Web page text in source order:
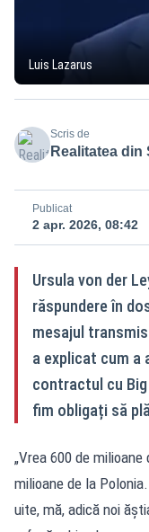
Luis Lazarus
Scris de
Realitatea din
Publicat
2 apr. 2026, 08:42
Ursula von der
răspundere în
mesajul
a explicat cum a
contractul cu Big
fim obligați să
„Vrea 600 de
milioane de la
uite, mă, adică noi